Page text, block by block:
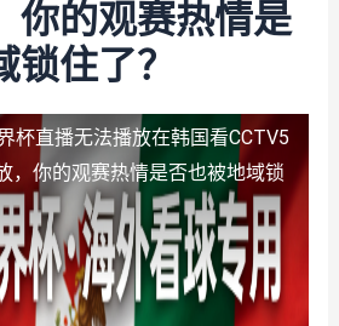
你的观赛热情是
住了？
杯直播无法播放在韩国看CCTV5
，你的观赛热情是否也被地域锁